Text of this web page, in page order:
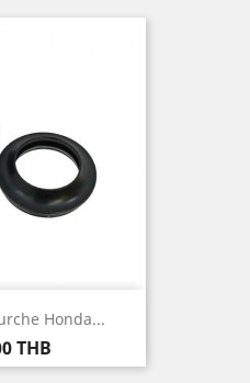
Honda...
THB